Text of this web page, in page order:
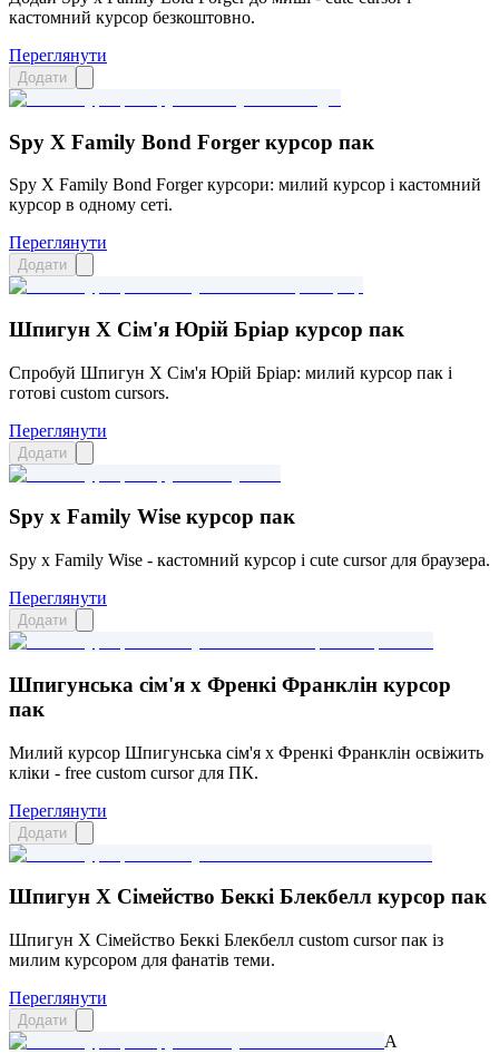
кастомний курсор безкоштовно.
Переглянути
Додати
Spy X Family Bond Forger курсор пак
Spy X Family Bond Forger курсори: милий курсор і кастомний
курсор в одному сеті.
Переглянути
Додати
Шпигун X Сім'я Юрій Бріар курсор пак
Спробуй Шпигун X Сім'я Юрій Бріар: милий курсор пак і
готові custom cursors.
Переглянути
Додати
Spy x Family Wise курсор пак
Spy x Family Wise - кастомний курсор і cute cursor для браузера.
Переглянути
Додати
Шпигунська сім'я x Френкі Франклін курсор
пак
Милий курсор Шпигунська сім'я x Френкі Франклін освіжить
кліки - free custom cursor для ПК.
Переглянути
Додати
Шпигун X Сімейство Беккі Блекбелл курсор пак
Шпигун X Сімейство Беккі Блекбелл custom cursor пак із
милим курсором для фанатів теми.
Переглянути
Додати
A